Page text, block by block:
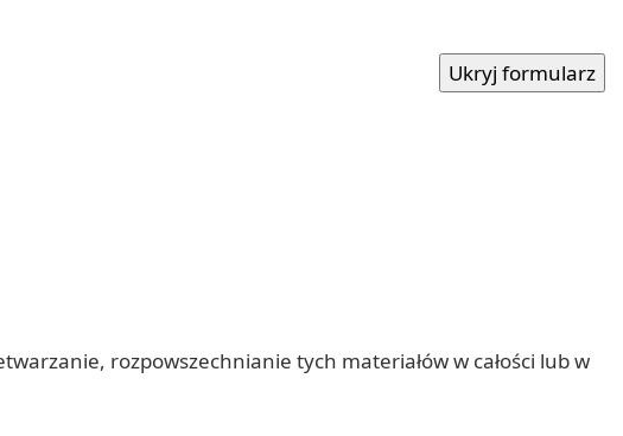
rozpowszechnianie tych materiałów w całości lub w